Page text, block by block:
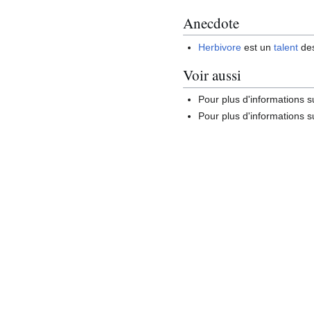
Anecdote
Herbivore est untalent
Voir aussi
Pour plus d'informations
Pour plus d'informations